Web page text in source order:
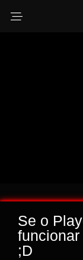
Se o
;D